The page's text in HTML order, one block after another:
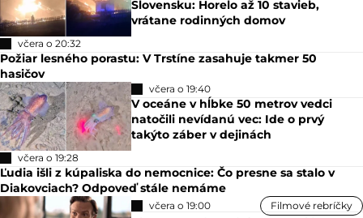
Slovensku: Horelo až 10 stavieb,
vrátane rodinných domov
včera o 20:32
Požiar lesného porastu: V Trstíne zasahuje takmer 50
hasičov
včera o 19:40
V oceáne v hĺbke 50 metrov vedci
natočili nevídanú vec: Ide o prvý
takýto záber v dejinách
včera o 19:28
Ľudia išli z kúpaliska do nemocnice: Čo presne sa stalo v
Diakovciach? Odpoveď stále nemáme
včera o 19:00 Filmové rebríčky